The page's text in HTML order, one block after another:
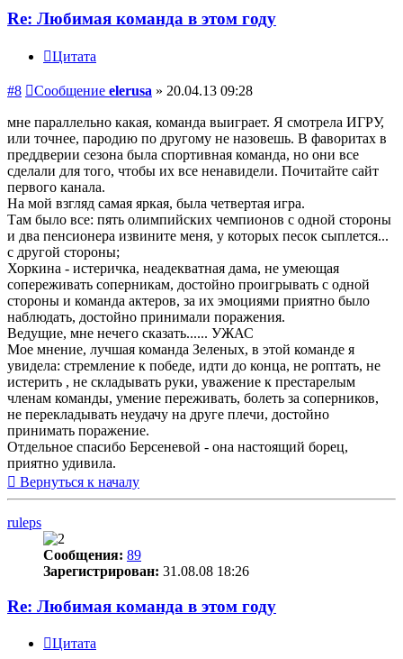
Re: Любимая команда в этом году
Цитата
#8 Сообщение elerusa » 20.04.13 09:28
мне параллельно какая, команда выиграет. Я смотрела ИГРУ,
или точнее, пародию по другому не назовешь. В фаворитах в
преддверии сезона была спортивная команда, но они все
сделали для того, чтобы их все ненавидели. Почитайте сайт
первого канала.
На мой взгляд самая яркая, была четвертая игра.
Там было все: пять олимпийских чемпионов с одной стороны
и два пенсионера извините меня, у которых песок сыплется...
с другой стороны;
Хоркина - истеричка, неадекватная дама, не умеющая
сопереживать соперникам, достойно проигрывать с одной
стороны и команда актеров, за их эмоциями приятно было
наблюдать, достойно принимали поражения.
Ведущие, мне нечего сказать...... УЖАС
Мое мнение, лучшая команда Зеленых, в этой команде я
увидела: стремление к победе, идти до конца, не роптать, не
истерить , не складывать руки, уважение к престарелым
членам команды, умение переживать, болеть за соперников,
не перекладывать неудачу на друге плечи, достойно
принимать поражение.
Отдельное спасибо Берсеневой - она настоящий борец,
приятно удивила.
Вернуться к началу
ruleps
Сообщения: 89
Зарегистрирован: 31.08.08 18:26
Re: Любимая команда в этом году
Цитата